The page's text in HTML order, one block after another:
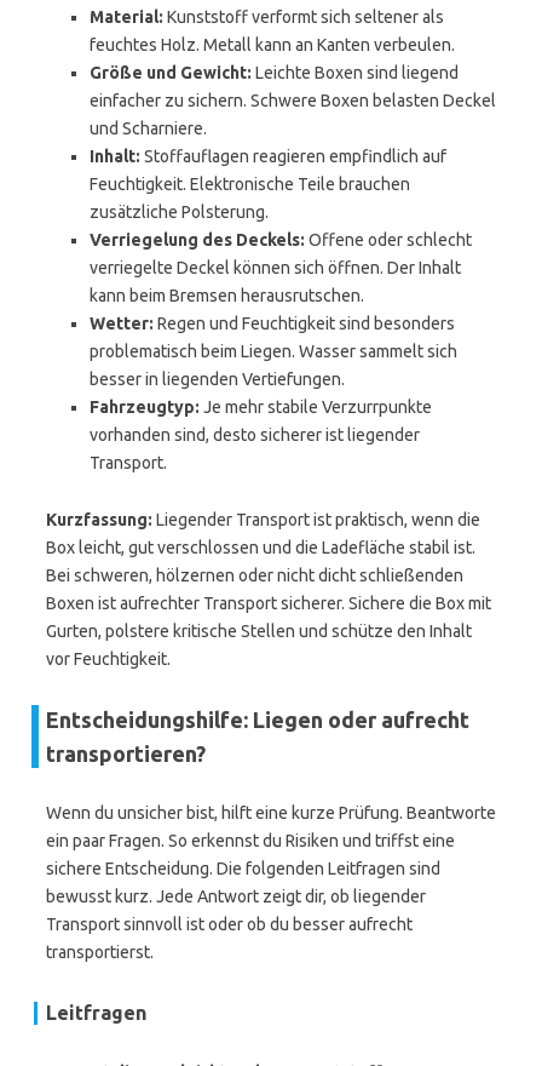
Material: Kunststoff verformt sich seltener als
feuchtes Holz. Metall kann an Kanten verbeulen.
Größe und Gewicht: Leichte Boxen sind liegend
einfacher zu sichern. Schwere Boxen belasten Deckel
und Scharniere.
Inhalt: Stoffauflagen reagieren empfindlich auf
Feuchtigkeit. Elektronische Teile brauchen
zusätzliche Polsterung.
Verriegelung des Deckels: Offene oder schlecht
verriegelte Deckel können sich öffnen. Der Inhalt
kann beim Bremsen herausrutschen.
Wetter: Regen und Feuchtigkeit sind besonders
problematisch beim Liegen. Wasser sammelt sich
besser in liegenden Vertiefungen.
Fahrzeugtyp: Je mehr stabile Verzurrpunkte
vorhanden sind, desto sicherer ist liegender
Transport.
Kurzfassung: Liegender Transport ist praktisch, wenn die
Box leicht, gut verschlossen und die Ladefläche stabil ist.
Bei schweren, hölzernen oder nicht dicht schließenden
Boxen ist aufrechter Transport sicherer. Sichere die Box mit
Gurten, polstere kritische Stellen und schütze den Inhalt
vor Feuchtigkeit.
Entscheidungshilfe: Liegen oder aufrecht
transportieren?
Wenn du unsicher bist, hilft eine kurze Prüfung. Beantworte
ein paar Fragen. So erkennst du Risiken und triffst eine
sichere Entscheidung. Die folgenden Leitfragen sind
bewusst kurz. Jede Antwort zeigt dir, ob liegender
Transport sinnvoll ist oder ob du besser aufrecht
transportierst.
Leitfragen